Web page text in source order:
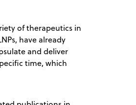
of therapeutics in
have already
and deliver
time, which